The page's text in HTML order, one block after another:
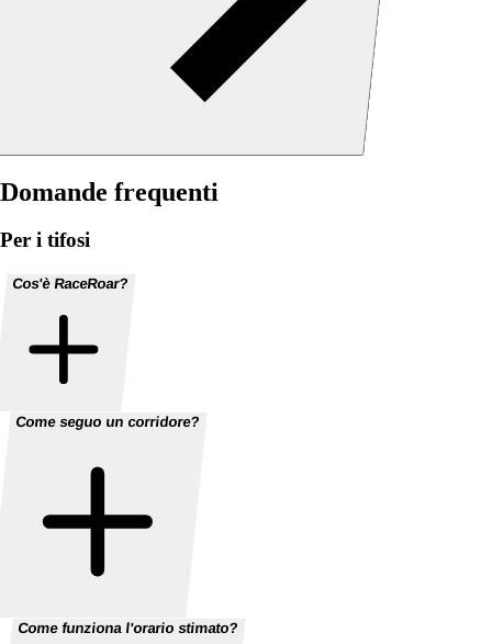
Domande frequenti
Per i tifosi
Cos'è RaceRoar?
Come seguo un corridore?
Come funziona l'orario stimato?